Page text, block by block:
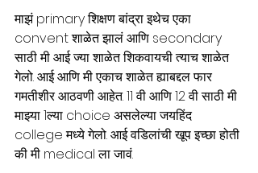
माझं primary शिक्षण बांद्रा इथेच एका
convent शाळेत झालं आणि secondary
साठी मी आई ज्या शाळेत शिकवायची त्याच शाळेत
गेलो. आई आणि मी एकाच शाळेत ह्याबद्दल फार
गमतीशीर आठवणी आहेत. 11 वी आणि 12 वी साठी मी
माझ्या 1ल्या choice असलेल्या जयहिंद
college मध्ये गेलो. आई वडिलांची खूप इच्छा होती
की मी medical ला जावं.